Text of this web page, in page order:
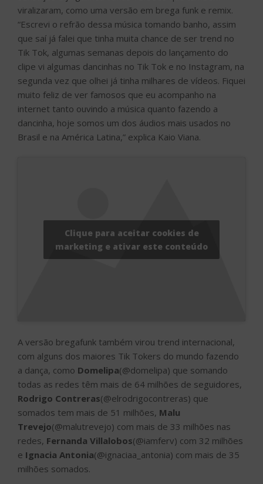
viralizaram, como uma versão em brega funk e remix.
“Escrevi o refrão dessa música tomando banho, assim
que saí já falei que tinha muita chance de ser trend no
Tik Tok, algumas semanas depois do lançamento do
clipe vi algumas dancinhas no Tik Tok e no Instagram, na
segunda vez que olhei já tinha milhares de vídeos. Fiquei
muito feliz de ver famosos que eu acompanho na
internet tanto ouvindo a música quanto fazendo a
dancinha, hoje somos um dos áudios mais usados no
Brasil e na América Latina,” explica Kaio Viana.
Clique para aceitar cookies de
marketing e ativar este conteúdo
A versão bregafunk também virou trend internacional,
com alguns dos maiores Tik Tokers do mundo fazendo
a dança, como Domelipa(@domelipa) que somando
todas as redes têm mais de 64 milhões de seguidores,
Rodrigo Contreras(@elrodrigocontreras) que
somados tem mais de 51 milhões, Malu
Trevejo(@malutrevejo) com mais de 33 milhões nas
redes, Fernanda Villalobos(@iamferv) com 32 milhões
e Ignacia Antonia(@ignaciaa_antonia) com mais de 35
milhões somados.